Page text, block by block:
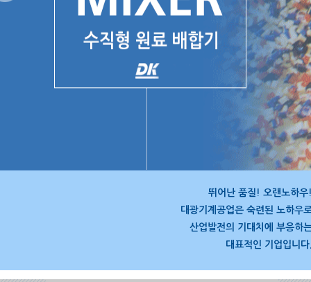
뛰어난 품질! 오랜노하
대광기계공업은 숙련된 노하우
산업발전의 기대치에 부응하
대표적인 기업입니